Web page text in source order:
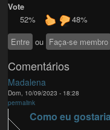
Vote
52%
48%
Entre ou Faça-se membro
Comentários
Madalena
Dom, 10/09/2023 - 18:28
permalink
Como eu